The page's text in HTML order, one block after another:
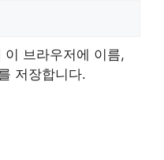
브라우저에 이름,
저장합니다.